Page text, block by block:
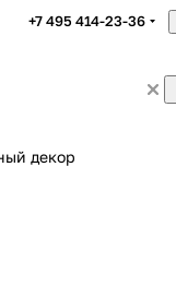
+7 495 414-23-36
декор